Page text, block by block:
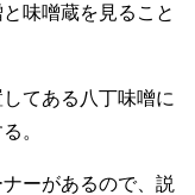
味噌蔵を見ること
てある八丁味噌に
。
ーがあるので、説